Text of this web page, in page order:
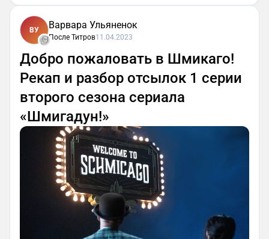
ВУ Варвара Ульяненок
После Титров11.04.2023
Добро пожаловать в Шмикаго!
Рекап и разбор отсылок 1 серии
второго сезона сериала
«Шмигадун!»